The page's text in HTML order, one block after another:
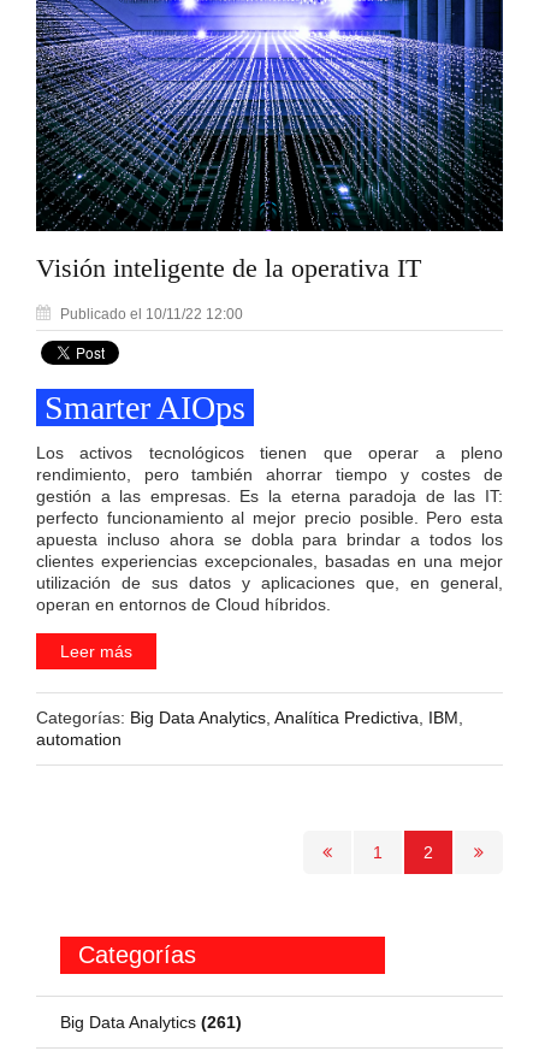
Visión inteligente de la operativa IT
Publicado el 10/11/22 12:00
Smarter AIOps
Los activos tecnológicos tienen que operar a pleno
rendimiento, pero también ahorrar tiempo y costes de
gestión a las empresas. Es la eterna paradoja de las IT:
perfecto funcionamiento al mejor precio posible. Pero esta
apuesta incluso ahora se dobla para brindar a todos los
clientes experiencias excepcionales, basadas en una mejor
utilización de sus datos y aplicaciones que, en general,
operan en entornos de Cloud híbridos.
Leer más
Categorías: Big Data Analytics, Analítica Predictiva, IBM,
automation
1 2
Categorías
Big Data Analytics (261)